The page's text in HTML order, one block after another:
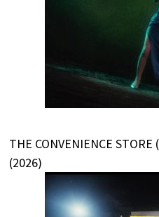
THE CONVENIENCE
(2026)